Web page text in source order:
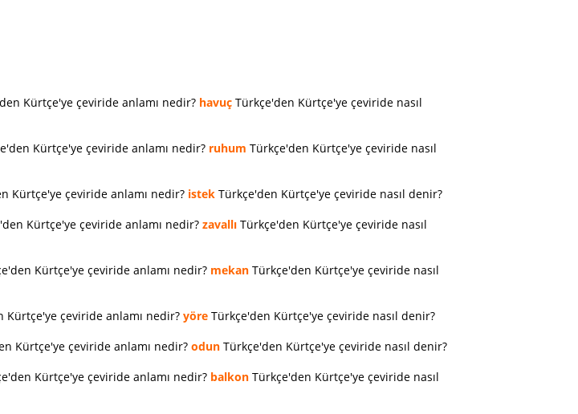
Kürtçe'ye çeviride anlamı nedir? havuç Türkçe'den Kürtçe'ye çeviride nasıl
Kürtçe'ye çeviride anlamı nedir? ruhum Türkçe'den Kürtçe'ye çeviride nasıl
Kürtçe'ye çeviride anlamı nedir? istek Türkçe'den Kürtçe'ye çeviride nasıl denir?
Kürtçe'ye çeviride anlamı nedir? zavallı Türkçe'den Kürtçe'ye çeviride nasıl
Kürtçe'ye çeviride anlamı nedir? mekan Türkçe'den Kürtçe'ye çeviride nasıl
Kürtçe'ye çeviride anlamı nedir? yöre Türkçe'den Kürtçe'ye çeviride nasıl denir?
Kürtçe'ye çeviride anlamı nedir? odun Türkçe'den Kürtçe'ye çeviride nasıl denir?
Kürtçe'ye çeviride anlamı nedir? balkon Türkçe'den Kürtçe'ye çeviride nasıl